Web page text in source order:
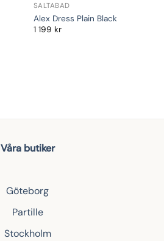
SALTABAD
Alex Dress Plain Black
1 199 kr
Våra butiker
Göteborg
Partille
Stockholm